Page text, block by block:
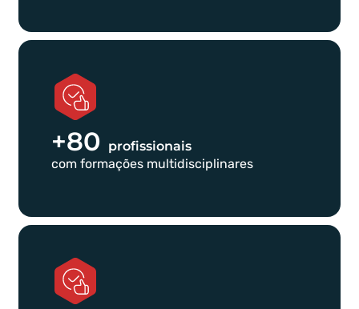
+80 profissionais
com formações multidisciplinares